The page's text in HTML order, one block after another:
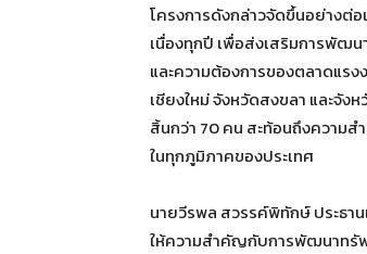
โครงการดังกล่าวจัดขึ้นอย่างต่
เนื่องทุกปี เพื่อส่งเสริมการพัฒน
และความต้องการของตลาดแร
เชียงใหม่ จังหวัดสงขลา และจัง
สิ้นกว่า 70 คน สะท้อนถึงความส
ในทุกภูมิภาคของประเทศ
นายวีรพล สวรรค์พิทักษ์ ประธา
ให้ความสำคัญกับการพัฒนาทรัพ